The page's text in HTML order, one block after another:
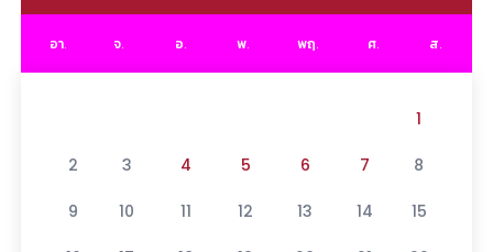
อา. จ. อ. พ. พฤ. ศ. ส.
1
2 3 4 5 6 7 8
9 10 11 12 13 14 15